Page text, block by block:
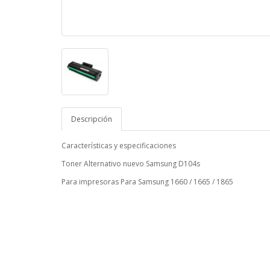
Descripción
Características y especificaciones
Toner Alternativo nuevo Samsung D104s
Para impresoras Para Samsung 1660 / 1665 / 1865